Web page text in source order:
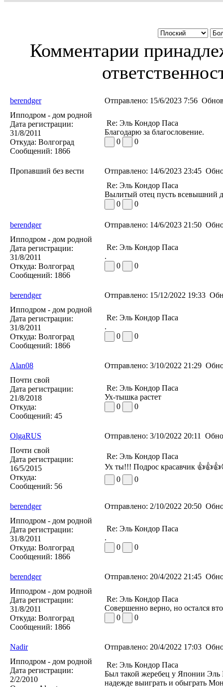
Комментарии
berendger Отправлено: 15/6/2023 7:56
Ипподром - дом родной
Дата регистрации:
31/8/2011
Откуда: Волгоград
Сообщений: 1866
Re: Эль Кондор Паса
Благодарю за благословение.
0
0
Пропавший без вести Отправлено: 14/6/2023 23:45
Re: Эль Кондор Паса
Вылитый отец пусть всевышний
0
0
berendger Отправлено: 14/6/2023 21:50
Ипподром - дом родной
Дата регистрации:
31/8/2011
Откуда: Волгоград
Сообщений: 1866
Re: Эль Кондор Паса
.
0
0
berendger Отправлено: 15/12/2022 19:33
Ипподром - дом родной
Дата регистрации:
31/8/2011
Откуда: Волгоград
Сообщений: 1866
Re: Эль Кондор Паса
.
0
0
Alan08 Отправлено: 3/10/2022 21:29
Почти свой
Дата регистрации:
21/8/2018
Откуда:
Сообщений: 45
Re: Эль Кондор Паса
Ух-тышка растет
0
0
OlgaRUS Отправлено: 3/10/2022 20:11
Почти свой
Дата регистрации:
16/5/2015
Откуда:
Сообщений: 56
Re: Эль Кондор Паса
Ух ты!!! Подрос красавчик
0
0
berendger Отправлено: 2/10/2022 20:50
Ипподром - дом родной
Дата регистрации:
31/8/2011
Откуда: Волгоград
Сообщений: 1866
Re: Эль Кондор Паса
.
0
0
berendger Отправлено: 20/4/2022 21:45
Ипподром - дом родной
Дата регистрации:
31/8/2011
Откуда: Волгоград
Сообщений: 1866
Re: Эль Кондор Паса
Совершенно верно, но остался
0
0
Nadir Отправлено: 20/4/2022 17:03
Ипподром - дом родной
Дата регистрации:
2/2/2010
Re: Эль Кондор Паса
Был такой жеребец у Японии
надежде выиграть и обыграть